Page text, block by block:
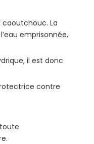
La
emprisonnée,
il est donc
contre